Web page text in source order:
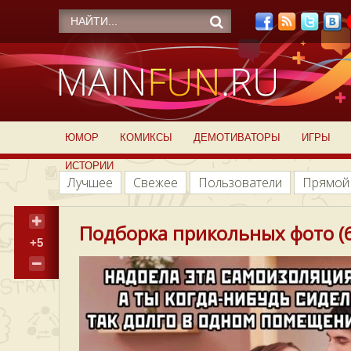
ЮМОР КОМИКСЫ ДЕМОТИВАТОРЫ ИГРЫ
ИСТОРИИ
Лучшее Свежее Пользователи
+5 Подборка прикольных фото